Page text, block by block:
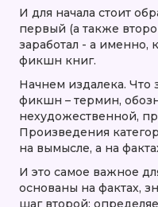
И для начала стоит
первый (а также
заработал - а
фикшн книг.
Начнем издалека.
фикшн – термин,
нехудожественной,
Произведения
на вымысле, а на
И это самое важное
основаны на фактах,
шаг второй: